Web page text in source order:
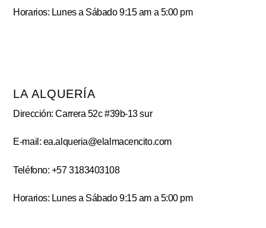
Horarios: Lunes a Sábado 9:15 am a 5:00 pm
LA ALQUERÍA
Dirección: Carrera 52c #39b-13 sur
E-mail: ea.alqueria@elalmacencito.com
Teléfono: +57 3183403108
Horarios: Lunes a Sábado 9:15 am a 5:00 pm